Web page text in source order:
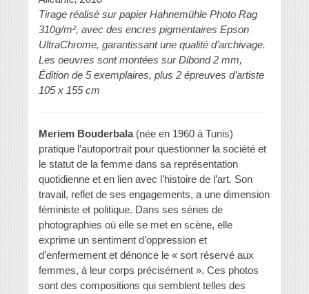
Tirage réalisé sur papier Hahnemühle Photo Rag
310g/m², avec des encres pigmentaires Epson
UltraChrome, garantissant une qualité d’archivage.
Les oeuvres sont montées sur Dibond 2 mm,
Édition de 5 exemplaires, plus 2 épreuves d’artiste
105 x 155 cm
Meriem Bouderbala(née en 1960 à Tunis)
pratique l’autoportrait pour questionner la société et
le statut de la femme dans sa représentation
quotidienne et en lien avec l’histoire de l’art. Son
travail, reflet de ses engagements, a une dimension
féministe et politique. Dans ses séries de
photographies où elle se met en scène, elle
exprime un sentiment d’oppression et
d’enfermement et dénonce le « sort réservé aux
femmes, à leur corps précisément ». Ces photos
sont des compositions qui semblent telles des